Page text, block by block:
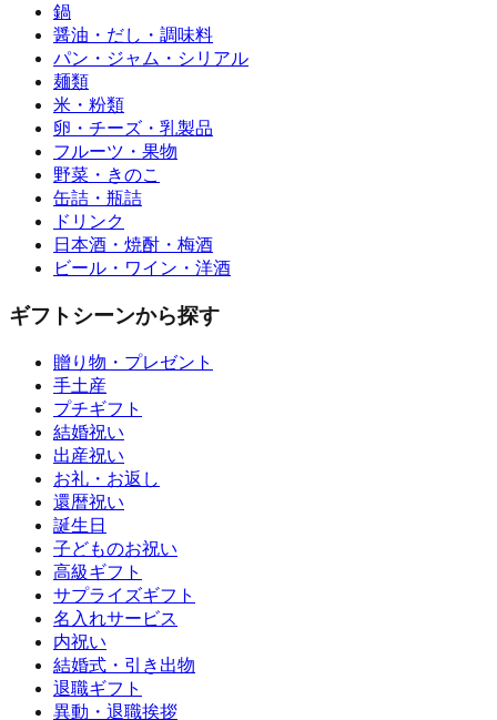
鍋
醤油・だし・調味料
パン・ジャム・シリアル
麺類
米・粉類
卵・チーズ・乳製品
フルーツ・果物
野菜・きのこ
缶詰・瓶詰
ドリンク
日本酒・焼酎・梅酒
ビール・ワイン・洋酒
ギフトシーンから探す
贈り物・プレゼント
手土産
プチギフト
結婚祝い
出産祝い
お礼・お返し
還暦祝い
誕生日
子どものお祝い
高級ギフト
サプライズギフト
名入れサービス
内祝い
結婚式・引き出物
退職ギフト
異動・退職挨拶